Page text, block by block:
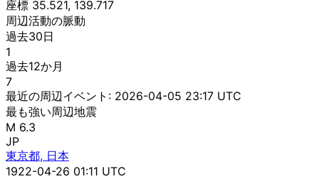
座標 35.521, 139.717
周辺活動の脈動
過去30日
1
過去12か月
7
最近の周辺イベント: 2026-04-05 23:17 UTC
最も強い周辺地震
M 6.3
JP
東京都, 日本
1922-04-26 01:11 UTC